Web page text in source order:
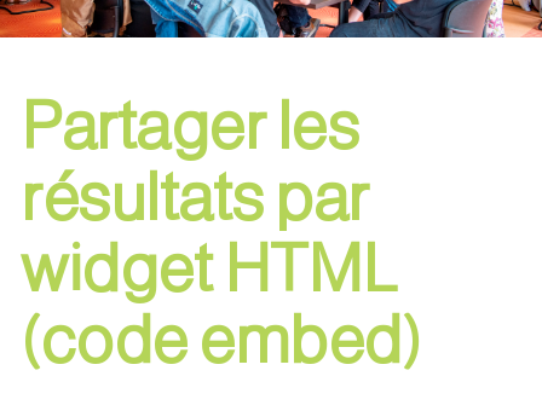
Partager les
résultats par
widget HTML
(code embed)